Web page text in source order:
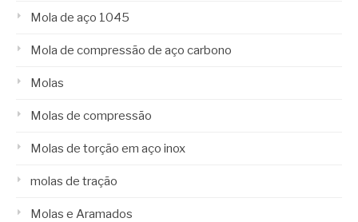
Mola de aço 1045
Mola de compressão de aço carbono
Molas
Molas de compressão
Molas de torção em aço inox
molas de tração
Molas e Aramados